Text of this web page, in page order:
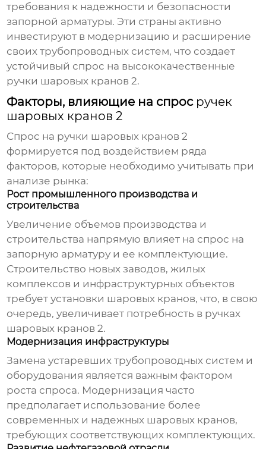
требования к надежности и безопасности
запорной арматуры. Эти страны активно
инвестируют в модернизацию и расширение
своих трубопроводных систем, что создает
устойчивый спрос на высококачественные
ручки шаровых кранов 2.
Факторы, влияющие на спрос ручек
шаровых кранов 2
Спрос на ручки шаровых кранов 2
формируется под воздействием ряда
факторов, которые необходимо учитывать при
анализе рынка:
Рост промышленного производства и
строительства
Увеличение объемов производства и
строительства напрямую влияет на спрос на
запорную арматуру и ее комплектующие.
Строительство новых заводов, жилых
комплексов и инфраструктурных объектов
требует установки шаровых кранов, что, в свою
очередь, увеличивает потребность в ручках
шаровых кранов 2.
Модернизация инфраструктуры
Замена устаревших трубопроводных систем и
оборудования является важным фактором
роста спроса. Модернизация часто
предполагает использование более
современных и надежных шаровых кранов,
требующих соответствующих комплектующих.